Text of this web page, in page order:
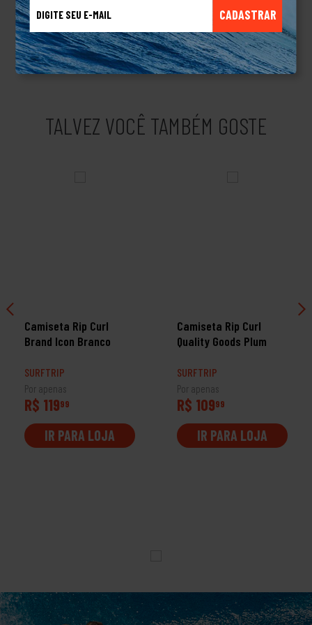
CADASTRAR
coleções. Ao longo dos anos, a marca se tornou um símbolo de
autenticidade e individualidade, atraindo uma base de fãs
dedicada que valoriza a expressão pessoal e a criatividade em
sua moda cotidiana.Produto Original
TALVEZ VOCÊ TAMBÉM GOSTE
Camiseta Rip Curl
Brand Icon Branco
SURFTRIP
Por apenas
R$ 11999
IR PARA LOJA
Camiseta Rip Curl
Quality Goods Plum
SURFTRIP
Por apenas
R$ 10999
IR PARA LOJA